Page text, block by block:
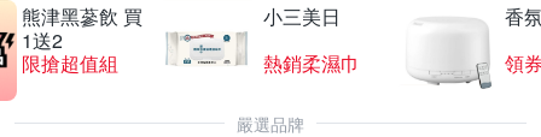
熊津黑蔘飲 買
1送2
限搶超值組
小三美日
熱銷柔濕巾
香
領
嚴選品牌